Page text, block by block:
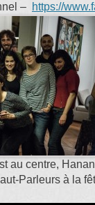
– https://
au centre,
Parleurs à la